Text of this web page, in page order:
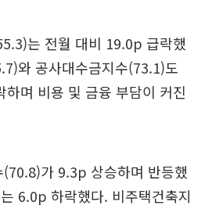
는 전월 대비 19.0p 급락했
와 공사대수금지수(73.1)도
며 비용 및 금융 부담이 커진
가 9.3p 상승하며 반등했
6.0p 하락했다. 비주택건축지